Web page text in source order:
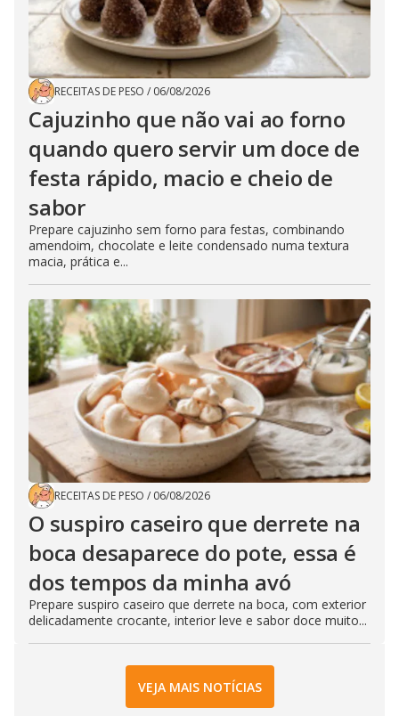
RECEITAS DE PESO / 06/08/2026
Cajuzinho que não vai ao forno
quando quero servir um doce de
festa rápido, macio e cheio de
sabor
Prepare cajuzinho sem forno para festas, combinando
amendoim, chocolate e leite condensado numa textura
macia, prática e...
RECEITAS DE PESO / 06/08/2026
O suspiro caseiro que derrete na
boca desaparece do pote, essa é
dos tempos da minha avó
Prepare suspiro caseiro que derrete na boca, com exterior
delicadamente crocante, interior leve e sabor doce muito...
VEJA MAIS NOTÍCIAS